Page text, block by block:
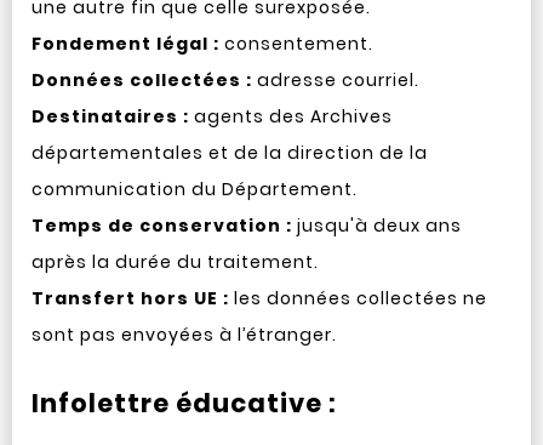
une autre fin que celle surexposée.
Fondement légal : consentement.
Données collectées : adresse courriel.
Destinataires : agents des Archives
départementales et de la direction de la
communication du Département.
Temps de conservation : jusqu'à deux ans
après la durée du traitement.
Transfert hors UE : les données collectées ne
sont pas envoyées à l’étranger.
Infolettre éducative :